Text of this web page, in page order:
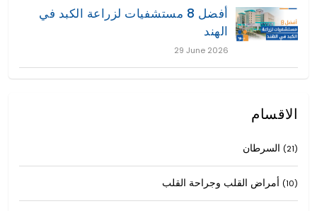
أفضل 8 مستشفيات لزراعة الكبد في
الهند
29 June 2026
الاقسام
(21)
(10)